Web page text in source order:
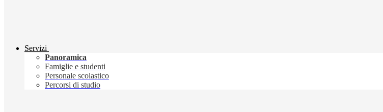
Servizi
Panoramica
Famiglie e studenti
Personale scolastico
Percorsi di studio